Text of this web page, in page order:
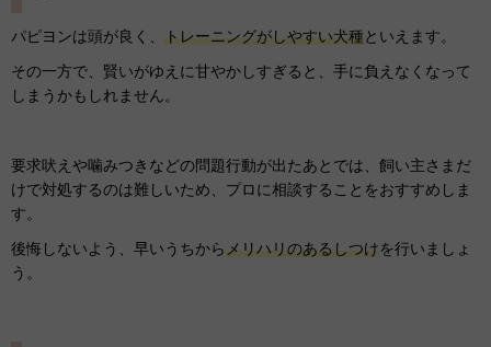
パピヨンは頭が良く、 トレーニングがしやすい犬種といえます。
その一方で、賢いがゆえに甘やかしすぎると、手に負えなくなって
しまうかもしれません。
要求吠えや噛みつきなどの問題行動が出たあとでは、飼い主さまだ
けで対処するのは難しいため、プロに相談することをおすすめしま
す。
後悔しないよう、早いうちからメリハリのあるしつけを行いましょ
う。